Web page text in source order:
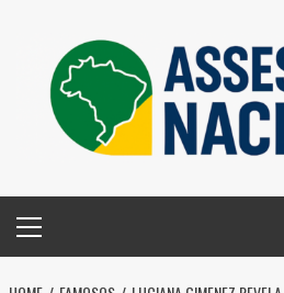
content
Menu